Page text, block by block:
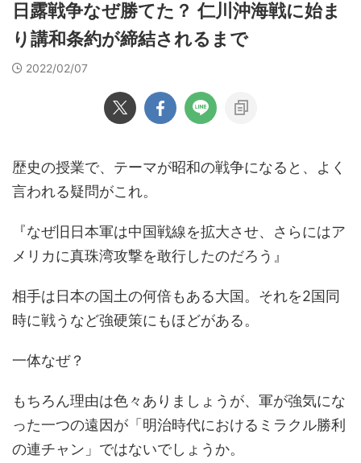
日露戦争なぜ勝てた？ 仁川沖海戦に始ま
り講和条約が締結されるまで
2022/02/07
歴史の授業で、テーマが昭和の戦争になると、よく
言われる疑問がこれ。
『なぜ旧日本軍は中国戦線を拡大させ、さらにはア
メリカに真珠湾攻撃を敢行したのだろう』
相手は日本の国土の何倍もある大国。それを2国同
時に戦うなど強硬策にもほどがある。
一体なぜ？
もちろん理由は色々ありましょうが、軍が強気にな
った一つの遠因が「明治時代におけるミラクル勝利
の連チャン」ではないでしょうか。